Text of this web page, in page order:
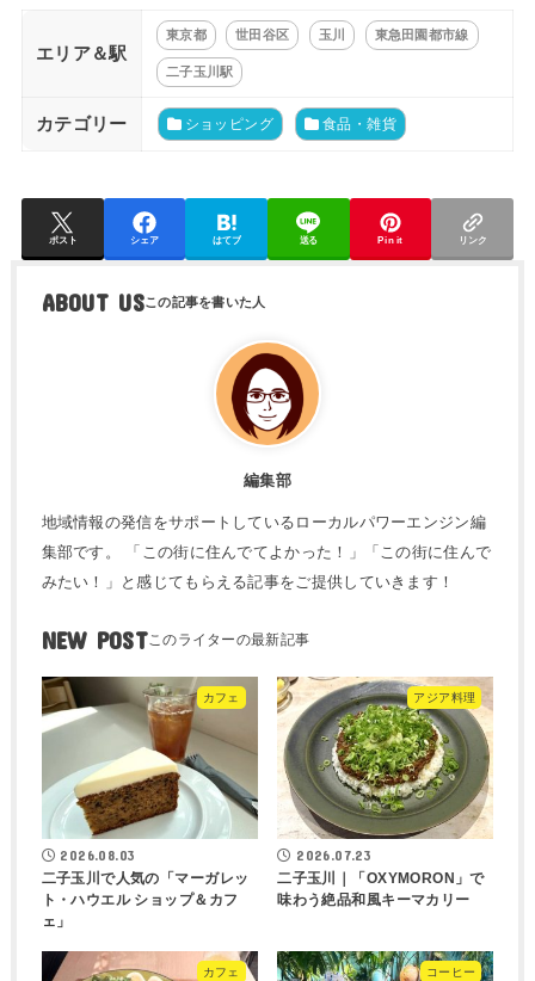
エリア＆駅
東京都 世田谷区 玉川 東急田園都市線
二子玉川駅
カテゴリー ショッピング 食品・雑貨
ポスト シェア はてブ 送る Pin it リンク
ABOUT US
編集部
地域情報の発信をサポートしているローカルパワーエンジン編
集部です。 「この街に住んでてよかった！」「この街に住んで
みたい！」と感じてもらえる記事をご提供していきます！
NEW POST
カフェ
2026.08.03
二子玉川で人気の「マーガレッ
ト・ハウエル ショップ＆カフ
ェ」
アジア料理
2026.07.23
二子玉川｜「OXYMORON」で
味わう絶品和風キーマカリー
カフェ コーヒー